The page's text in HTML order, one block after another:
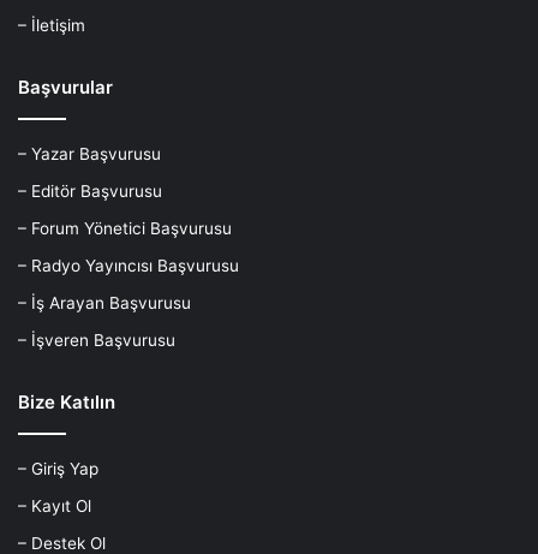
– İletişim
Başvurular
– Yazar Başvurusu
– Editör Başvurusu
– Forum Yönetici Başvurusu
– Radyo Yayıncısı Başvurusu
– İş Arayan Başvurusu
– İşveren Başvurusu
Bize Katılın
– Giriş Yap
– Kayıt Ol
– Destek Ol